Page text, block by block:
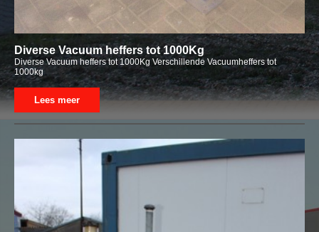
Diverse Vacuum heffers tot 1000Kg
Diverse Vacuum heffers tot 1000Kg Verschillende Vacuumheffers tot
1000kg
Lees meer